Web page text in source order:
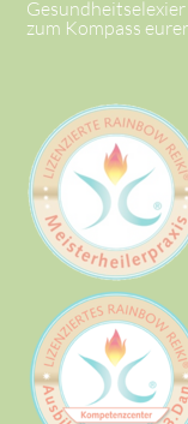
Gesundheitselexier
zum Kompass